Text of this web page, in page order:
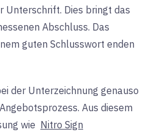
Unterschrift. Dies bringt das
Abschluss. Das
guten Schlusswort enden
der Unterzeichnung genauso
Aus diesem
wie Nitro Sign